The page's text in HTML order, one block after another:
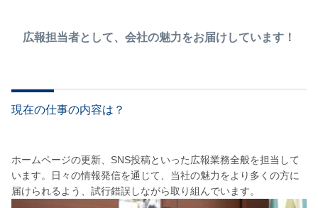
広報担当者として、会社の魅力をお届けしています！
現在の仕事の内容は？
ホームページの更新、SNS投稿といった広報業務全般を担当して
います。日々の情報発信を通じて、当社の魅力をより多くの方に
届けられるよう、試行錯誤しながら取り組んでいます。